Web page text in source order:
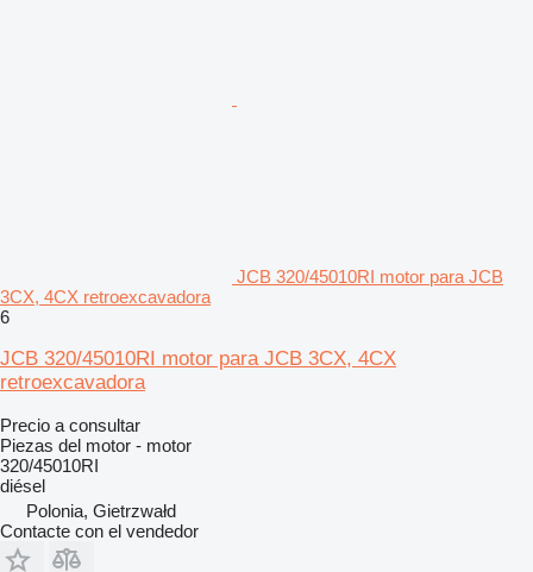
JCB 320/45010RI motor para JCB
3CX, 4CX retroexcavadora
6
JCB 320/45010RI motor para JCB 3CX, 4CX
retroexcavadora
Precio a consultar
Piezas del motor - motor
320/45010RI
diésel
Polonia, Gietrzwałd
Contacte con el vendedor